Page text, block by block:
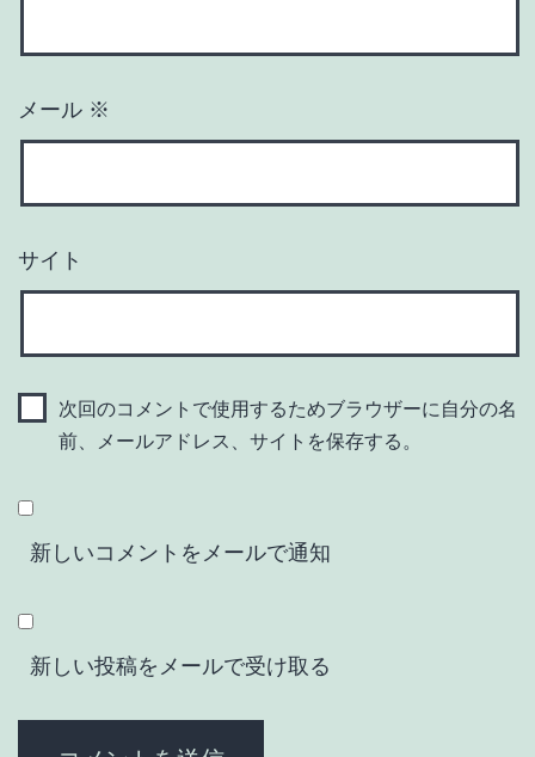
メール ※
サイト
次回のコメントで使用するためブラウザーに自分の名
前、メールアドレス、サイトを保存する。
新しいコメントをメールで通知
新しい投稿をメールで受け取る